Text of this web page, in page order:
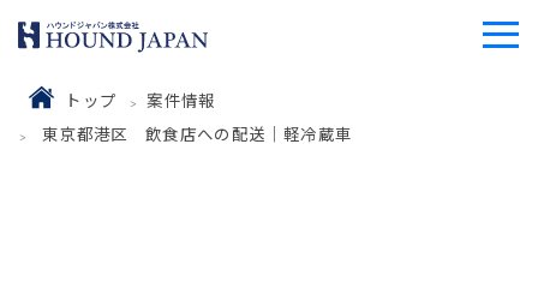
トップ
案件情報
東京都港区 飲食店への配送｜軽冷蔵車